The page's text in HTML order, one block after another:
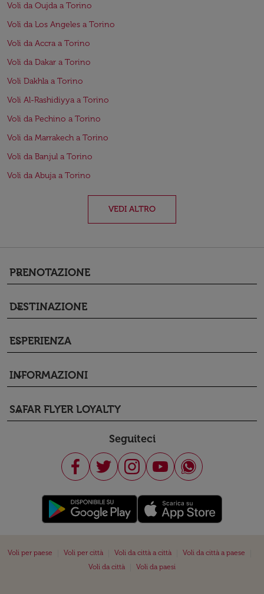
Voli da Oujda a Torino
Voli da Los Angeles a Torino
Voli da Accra a Torino
Voli da Dakar a Torino
Voli Dakhla a Torino
Voli Al-Rashidiyya a Torino
Voli da Pechino a Torino
Voli da Marrakech a Torino
Voli da Banjul a Torino
Voli da Abuja a Torino
VEDI ALTRO
PRENOTAZIONE
keyboard_arrow_down
DESTINAZIONE
keyboard_arrow_down
ESPERIENZA
keyboard_arrow_down
INFORMAZIONI
keyboard_arrow_down
SAFAR FLYER LOYALTY
keyboard_arrow_down
Seguiteci
Voli per paese Voli per città Voli da città a città Voli da città a paese
Voli da città
Voli da paesi